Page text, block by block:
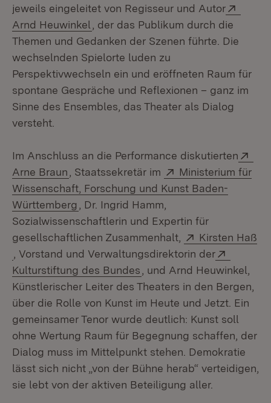
jeweils eingeleitet von Regisseur und Autor
Arnd Heuwinkel (Öffnet in neuem Fenster)
, der das Publikum durch die
Themen und Gedanken der Szenen führte. Die
wechselnden Spielorte luden zu
Perspektivwechseln ein und eröffneten Raum für
spontane Gespräche und Reflexionen – ganz im
Sinne des Ensembles, das Theater als Dialog
versteht.
Im Anschluss an die Performance diskutierten
Arne Braun (Öffnet in neuem Fenster)
, Staatssekretär im Extern:
Ministerium für
Wissenschaft, Forschung und Kunst Baden-
Württemberg (Öffnet in neuem Fenster)
, Dr. Ingrid Hamm,
Sozialwissenschaftlerin und Expertin für
gesellschaftlichen Zusammenhalt,
Extern:
Kirsten Haß
(Öffnet in neuem Fenster)
, Vorstand und Verwaltungsdirektorin der
Kulturstiftung des Bundes (Öffnet in neuem Fenster)
, und Arnd Heuwinkel,
Künstlerischer Leiter des Theaters in den Bergen,
über die Rolle von Kunst im Heute und Jetzt. Ein
gemeinsamer Tenor wurde deutlich: Kunst soll
ohne Wertung Raum für Begegnung schaffen, der
Dialog muss im Mittelpunkt stehen. Demokratie
lässt sich nicht „von der Bühne herab“ verteidigen,
sie lebt von der aktiven Beteiligung aller.